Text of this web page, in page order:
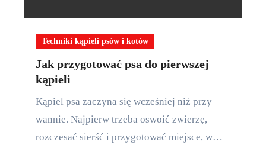
Techniki kąpieli psów i kotów
Jak przygotować psa do pierwszej
kąpieli
Kąpiel psa zaczyna się wcześniej niż przy
wannie. Najpierw trzeba oswoić zwierzę,
rozczesać sierść i przygotować miejsce, w…